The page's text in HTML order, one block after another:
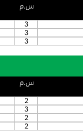
س.م
3
3
3
س.م
2
3
2
2